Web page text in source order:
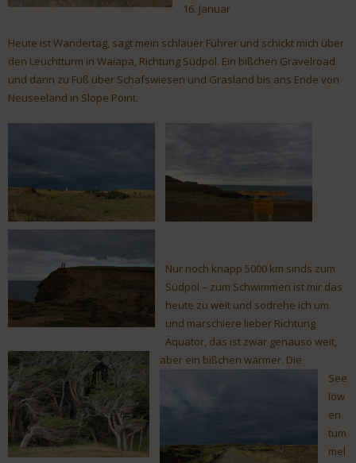
16. Januar
Heute ist Wandertag, sagt mein schlauer Führer und schickt mich über
den Leuchtturm in Waiapa, Richtung Südpol. Ein bißchen Gravelroad
und dann zu Fuß über Schafswiesen und Grasland bis ans Ende von
Neuseeland in Slope Point.
Nur noch knapp 5000 km sinds zum
Südpol – zum Schwimmen ist mir das
heute zu weit und sodrehe ich um
und marschiere lieber Richtung
Äquator, das ist zwar genauso weit,
aber ein bißchen wärmer. Die
See
löw
en
tum
mel